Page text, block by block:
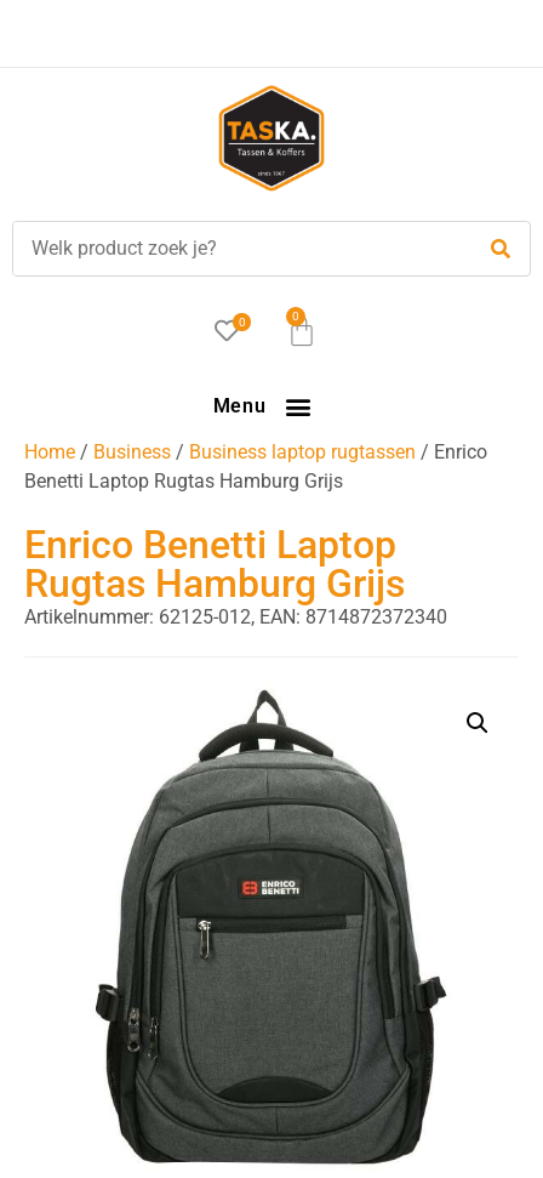
besteld, is vandaag verzonden!
0 0
Menu
Home / Business / Business laptop rugtassen / Enrico
Benetti Laptop Rugtas Hamburg Grijs
Enrico Benetti Laptop
Rugtas Hamburg Grijs
Artikelnummer: 62125-012, EAN: 8714872372340